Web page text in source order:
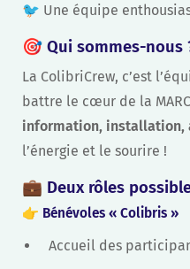
🐦 Une équipe
🎯 Qui sommes-nous
La ColibriCrew, c’est
battre le cœur de la
information, installation,
l’énergie et le sourire !
💼 Deux rôles
👉 Bénévoles « Colibris »
Accueil des